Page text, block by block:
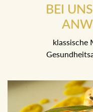
BEI
klassische